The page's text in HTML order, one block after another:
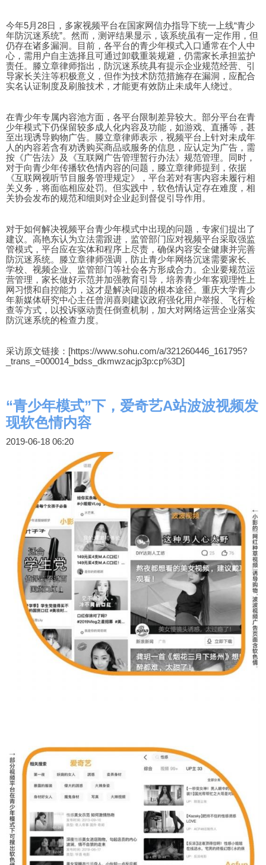
今年5月28日，多家视频平台在国家网信办指导下统一上线“青少
年防沉迷系统”。然而，测评结果显示，该系统虽有一定作用，但
仍存在诸多漏洞。目前，各平台的青少年模式入口通常在个人中
心，需用户自主选择且可通过卸载重装规避，仍需家长承担监护
责任。滕立章律师指出，防沉迷系统具有提示企业规范经营、引
导家长关注等积极意义，但作为技术防范措施存在漏洞，应配合
实名认证制度及刷脸技术，才能更有效防止未成年人绕过。
在青少年专属内容池方面，各平台限制差异较大。部分平台在青
少年模式下仍保留较多成人化内容及功能，如游戏、直播等，甚
至出现诱导购物广告。滕立章律师表示，视频平台上针对未成年
人的内容若含有劝诱购买商品或服务的信息，应认定为广告，需
按《广告法》及《互联网广告管理暂行办法》规范管理。同时，
对于向青少年传播软色情内容的问题，滕立章律师提到，依据
《互联网视听节目服务管理规定》，平台若对有害内容未履行相
关义务，将面临相应处罚。但实践中，软色情认定存在难度，相
关协会发布的规范和细则对企业起到督促引导作用。
对于如何解决视频平台青少年模式中出现的问题，专家们提出了
建议。高艳东认为立法需跟进，监管部门应对视频平台采取强监
管模式，平台应在实体和程序上尽责，确保内容安全健康并完善
防沉迷系统。滕立章律师强调，防止青少年网络沉迷需要家长、
学校、视频企业、监管部门等社会各方形成合力。企业要规范运
营管理，家长做好示范并加强教育引导，培养青少年客观理性上
网习惯和自控能力，这才是解决问题的根本途径。重庆大学青少
年新媒体研究中心主任曾润喜则建议政府强化用户举报、飞行检
查等方式，以投诉驱动责任倒查机制，加大对网络运营企业落实
防沉迷系统的检查力度。
采访原文链接：[https://www.sohu.com/a/321260446_161795?
_trans_=000014_bdss_dkmwzacjp3p:cp%3D]
“青少年模式”下，爱奇艺A站波波视频发
现软色情内容
2019-06-18 06:20